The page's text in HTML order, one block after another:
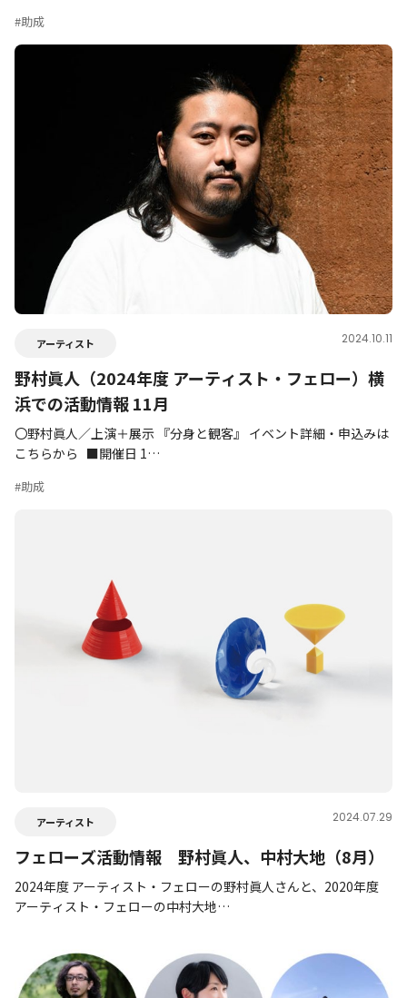
#助成
アーティスト 2024.10.11
野村眞人（2024年度 アーティスト・フェロー）横
浜での活動情報 11月
〇野村眞人／上演＋展示 『分身と観客』 イベント詳細・申込みは
こちらから ■開催日 1…
#助成
アーティスト 2024.07.29
フェローズ活動情報 野村眞人、中村大地（8月）
2024年度 アーティスト・フェローの野村眞人さんと、2020年度
アーティスト・フェローの中村大地…